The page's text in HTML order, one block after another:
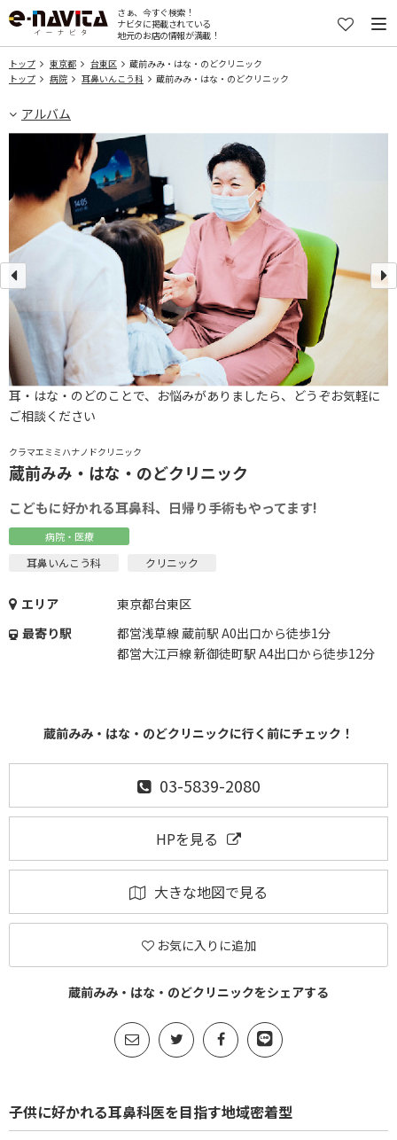
さぁ、今すぐ検索！
ナビタに掲載されている
地元のお店の情報が満載！
トップ 東京都 台東区
蔵前みみ・はな・のどクリニック
トップ
病院 耳鼻いんこう科 蔵前みみ・はな・のどクリニック
アルバム
クラマエミミハナノドクリニック
蔵前みみ・はな・のどクリニック
こどもに好かれる耳鼻科、日帰り手術もやってます!
病院・医療
耳鼻いんこう科 クリニック
エリア
東京都台東区
最寄り駅
都営浅草線 蔵前駅 A0出口から徒歩1分
都営大江戸線 新御徒町駅 A4出口から徒歩12分
蔵前みみ・はな・のどクリニックに行く前にチェック！
03-5839-2080
HPを見る
大きな地図で見る
お気に入りに追加
蔵前みみ・はな・のどクリニックをシェアする
耳・はな・のどのことで、お悩みがありましたら、どうぞお気軽に
ご相談ください
子供に好かれる耳鼻科医を目指す地域密着型